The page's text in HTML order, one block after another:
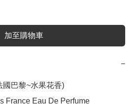
加至購物車
−
國巴黎~水果花香)
France Eau De Perfume